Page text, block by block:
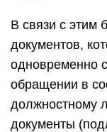
В связи с этим
документов,
одновременно
обращении в
должностному
документы